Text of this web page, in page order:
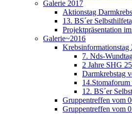
Galerie 2017
Aktionstag
13. BS´er
Projektpräsentation
Galerie~2016
Krebsinformationstag
7. Nds-
2 Jahre SHG
Darmkrebstag
12. BS´er
Gruppentreffen vom
Gruppentreffen vom